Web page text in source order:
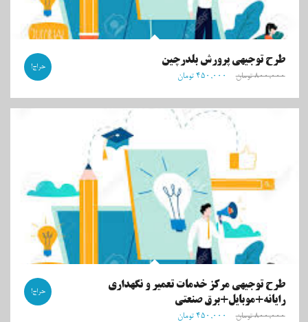
طرح توجیهی پرورش بلدرچین
۸۰۰,۰۰۰ تومان ۴۵۰,۰۰۰ تومان
حراج!
طرح توجیهی مرکز خدمات تعمیر و نگهداری
رایانه+موبایل+برق صنعتی
۸۰۰,۰۰۰ تومان ۴۵۰,۰۰۰ تومان
حراج!